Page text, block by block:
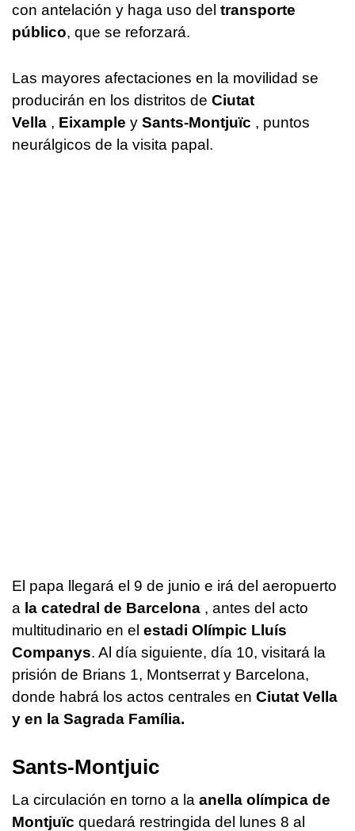
con antelación y haga uso del transporte
público, que se reforzará.
Las mayores afectaciones en la movilidad se
producirán en los distritos de Ciutat
Vella , Eixample y Sants-Montjuïc , puntos
neurálgicos de la visita papal.
El papa llegará el 9 de junio e irá del aeropuerto
a la catedral de Barcelona , ​​antes del acto
multitudinario en el estadi Olímpic Lluís
Companys. Al día siguiente, día 10, visitará la
prisión de Brians 1, Montserrat y Barcelona, ​​
donde habrá los actos centrales en Ciutat Vella
y en la Sagrada Família.
Sants-Montjuic
La circulación en torno a la anella olímpica de
Montjuïc quedará restringida del lunes 8 al